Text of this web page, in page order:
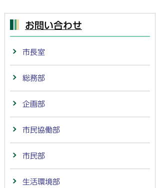
お問い合わせ
市長室
総務部
企画部
市民協働部
市民部
生活環境部